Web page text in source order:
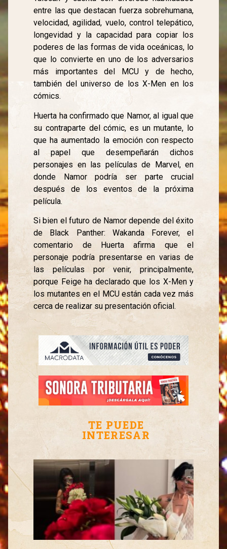
entre las que destacan fuerza sobrehumana,
velocidad, agilidad, vuelo, control telepático,
longevidad y la capacidad para copiar los
poderes de las formas de vida oceánicas, lo
que lo convierte en uno de los adversarios
más importantes del MCU y de hecho,
también del universo de los X-Men en los
cómics.
Huerta ha confirmado que Namor, al igual que
su contraparte del cómic, es un mutante, lo
que ha aumentado la emoción con respecto
al papel que desempeñarán dichos
personajes en las películas de Marvel, en
donde Namor podría ser parte crucial
después de los eventos de la próxima
película.
Si bien el futuro de Namor depende del éxito
de Black Panther: Wakanda Forever, el
comentario de Huerta afirma que el
personaje podría presentarse en varias de
las películas por venir, principalmente,
porque Feige ha declarado que los X-Men y
los mutantes en el MCU están cada vez más
cerca de realizar su presentación oficial.
TE PUEDE
INTERESAR